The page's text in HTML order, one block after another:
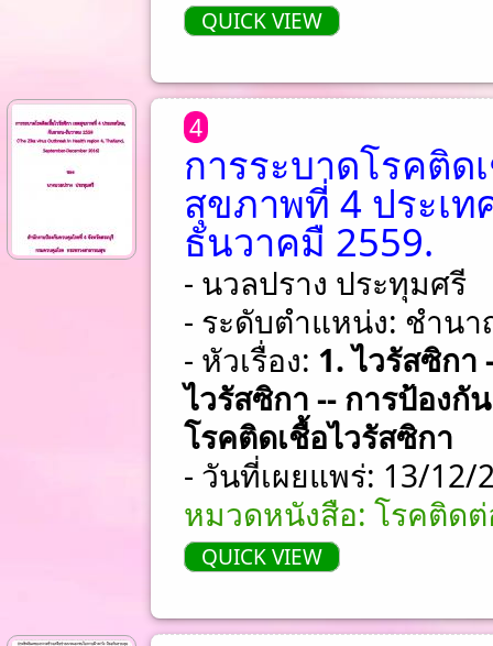
QUICK VIEW
4
การระบาดโรคติด
สุขภาพที่ 4 ประเ
ธันวาคมื 2559.
- นวลปราง ประทุมศรี
- ระดับตำแหน่ง: ชําน
- หัวเรื่อง: 1. ไวรัสซิกา
ไวรัสซิกา -- การป้องกั
โรคติดเชื้อไวรัสซิกา
- วันที่เผยแพร่: 13/12/
หมวดหนังสือ: โรคติด
QUICK VIEW